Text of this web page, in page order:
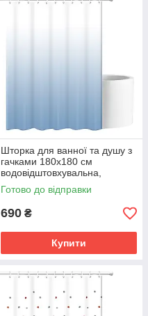
Шторка для ванної та душу з
гачками 180x180 см
водовідштовхувальна,
високоякісна з блакитним
градієнтом
Готово до відправки
690 ₴
Купити